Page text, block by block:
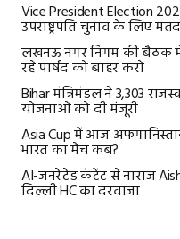
Vice President Election
उपराष्ट्रपति चुनाव के लिए
लखनऊ नगर निगम की बैठक
रहे पार्षद को बाहर करो
Bihar मंत्रिमंडल ने 3,303
योजनाओं को दी मंजूरी
Asia Cup में आज
भारत का मैच कब?
AI-जनरेटेड कंटेंट से नाराज
दिल्ली HC का दरवाजा